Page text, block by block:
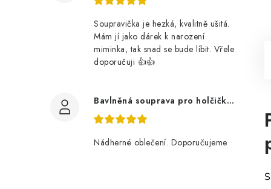
Soupravička je hezká, kvalitně ušitá.
Mám jí jako dárek k narození
miminka, tak snad se bude líbit. Vřele
doporučuji 👍👍
Bavlněná souprava pro holčičku, tmavé květy
Nádherné oblečení. Doporučujeme